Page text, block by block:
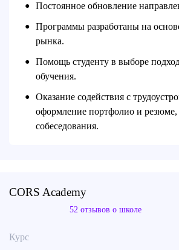
● Постоянное обновление
●
Программы разработаны на
рынка.
●
Помощь студенту в выборе
обучения.
●
Оказание содействия с
оформление портфолио и
собеседования.
CORS Academy
52 отзывов о школе
Курс